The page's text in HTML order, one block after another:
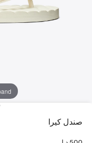
صندل كيرا